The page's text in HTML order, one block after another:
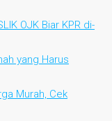
OJK Biar KPR di-
yang Harus
Murah, Cek